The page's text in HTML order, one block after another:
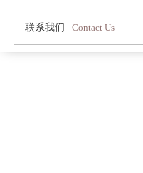
联系我们 Contact Us
办学简介 办学理念 荣誉长廊